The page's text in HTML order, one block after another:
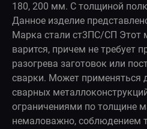
180, 200 мм. С толщиной
Данное изделие
Марка стали ст3ПС/СП Этот
варится, причем не требует
разогрева заготовок или
сварки. Может применяться
сварных
ограничениями по толщине
немаловажно, соблюдением